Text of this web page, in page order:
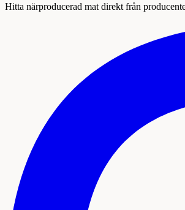
Hitta närproducerad mat direkt från